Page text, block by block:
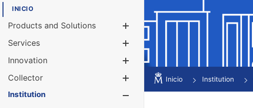
INICIO
Products and Solutions
Services
Innovation
Collector
Show/Hide
Institution
Inicio Institution